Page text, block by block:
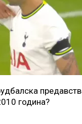
година?